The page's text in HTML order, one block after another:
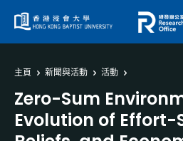
主頁 新聞與活動 活動
Zero-Sum
Evolution of Effort-